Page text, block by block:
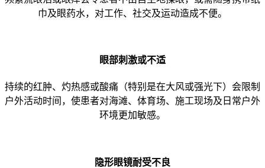
巾及眼药水，对工作、社交及运动造成不便。
眼部刺激或不适
持续的红肿、灼热感或酸痛（特别是在大风或强光下）会限制
户外活动时间，使患者对海滩、体育场、施工现场及日常户外
环境更加敏感。
隐形眼镜耐受不良